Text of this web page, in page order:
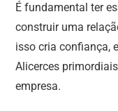
É fundamental ter
construir uma
isso cria confiança,
Alicerces
empresa.